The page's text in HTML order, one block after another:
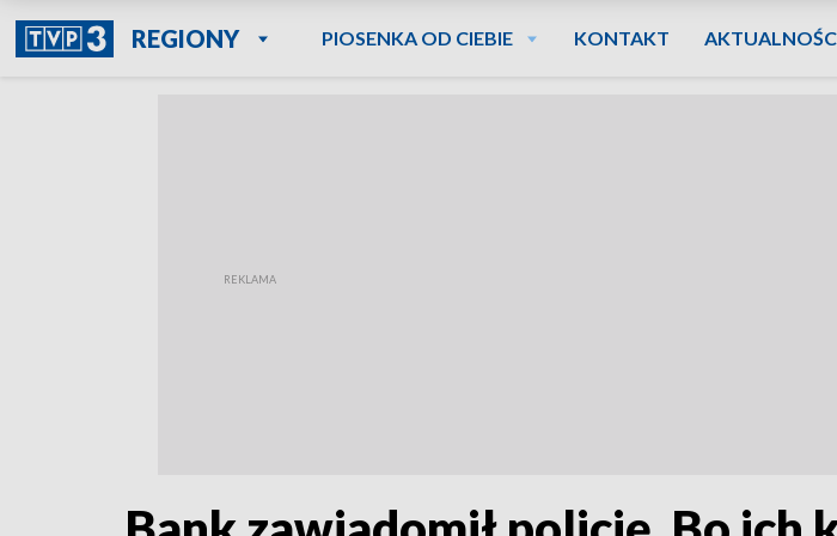
REGIONY PIOSENKA OD CIEBIE KONTAKT